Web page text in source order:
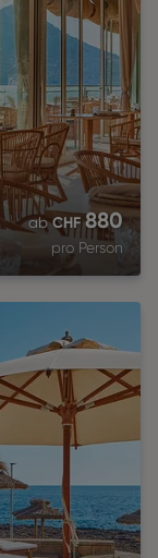
ab CHF880
pro Person